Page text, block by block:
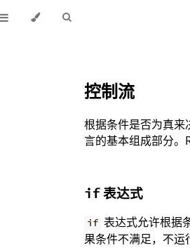
控制流
根据条件是否为真来
言的基本组成部分。
if表达式
if 表达式允许根据
果条件不满足，不运